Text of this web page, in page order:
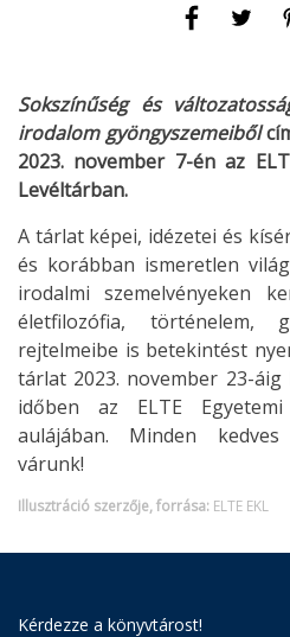
Sokszínűség és
irodalom gyöngyszemeiből
2023. november 7-én az
Levéltárban.
A tárlat képei, idézetei és
és korábban ismeretlen
irodalmi szemelvényeken
életfilozófia, történelem,
rejtelmeibe is betekintést
tárlat 2023. november 23-
időben az ELTE
aulájában. Minden
várunk!
Illusztráció szerzője, forrása: ELTE EKL
Kérdezze a könyvtárost!